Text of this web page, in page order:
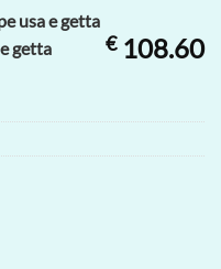
usa e getta
getta
€108.60